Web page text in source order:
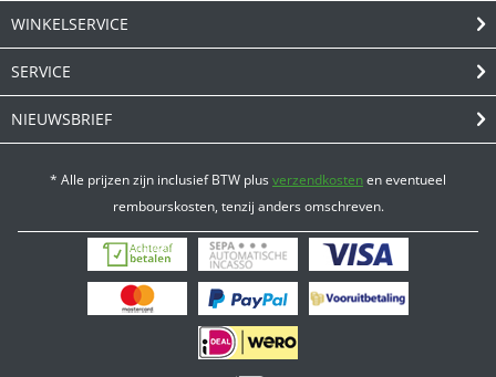
WINKELSERVICE
SERVICE
NIEUWSBRIEF
* Alle prijzen zijn inclusief BTW plusverzendkostenen eventueel
rembourskosten, tenzij anders omschreven.